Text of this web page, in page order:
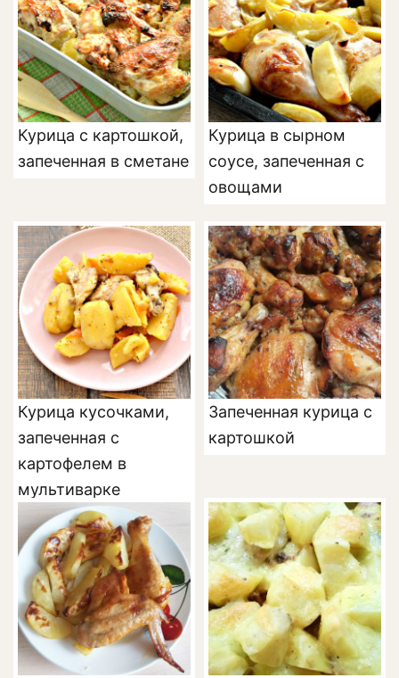
Курица с картошкой,
запеченная в сметане
Курица в сырном
соусе, запеченная с
овощами
Курица кусочками,
запеченная с
картофелем в
мультиварке
Запеченная курица с
картошкой